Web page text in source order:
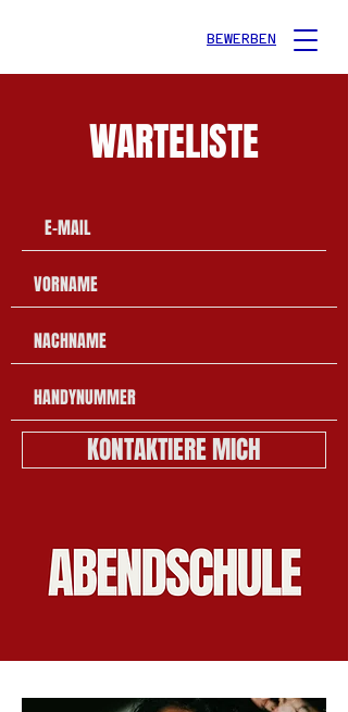
BEWERBEN
WARTELISTE
KONTAKTIERE MICH